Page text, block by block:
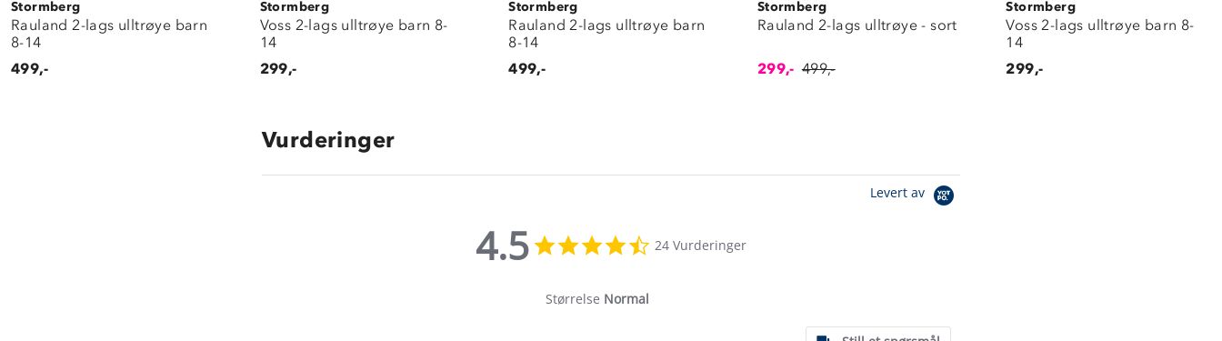
Stormberg
Rauland 2-lags ulltrøye barn
8-14
499,-
Stormberg
Voss 2-lags ulltrøye barn 8-
14
299,-
Stormberg
Rauland 2-lags ulltrøye barn
8-14
499,-
Stormberg
Rauland 2-lags ulltrøye - sort
299,- 499,-
Stormberg
Voss 2-lags ulltrøye barn 8-
14
299,-
Vurderinger
Levert av
4.5
star
24 Vurderinger
Størrelse Normal